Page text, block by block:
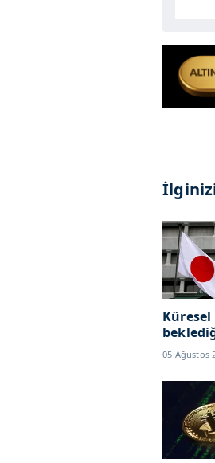
BOJ
05 Ağustos